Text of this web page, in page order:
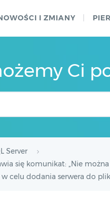
I ZMIANY
Ci
Server
się komunikat: „Nie można
celu dodania serwera do pliku